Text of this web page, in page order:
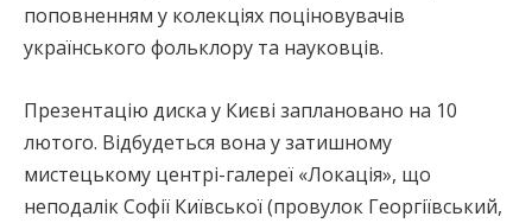
поповненням у колекціях поціновувачів
українського фольклору та науковців.
Презентацію диска у Києві заплановано на 10
лютого. Відбудеться вона у затишному
мистецькому центрі-галереї «Локація», що
неподалік Софії Київської (провулок Георгіївський,